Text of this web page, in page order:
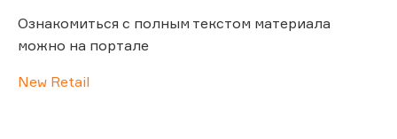
Ознакомиться с полным текстом материала
можно на портале
New Retail